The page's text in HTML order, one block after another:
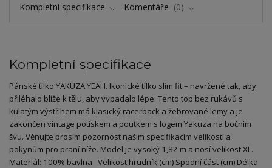
Kompletní specifikace Komentáře 0
Kompletní specifikace
Pánské tílko YAKUZA YEAH. Ikonické tílko slim fit – navržené tak, aby
přiléhalo blíže k tělu, aby vypadalo lépe. Tento top bez rukávů s
kulatým výstřihem má klasický racerback a žebrované lemy a je
zakončen vintage potiskem a poutkem s logem Yakuza na bočním
švu. Věnujte prosím pozornost našim specifikacím velikostí a
pokynům pro praní níže. Model je vysoký 1,82 m a nosí velikost XL.
Materiál: 100% bavlna Velikost hrudník (cm) Spodní část (cm) Délka